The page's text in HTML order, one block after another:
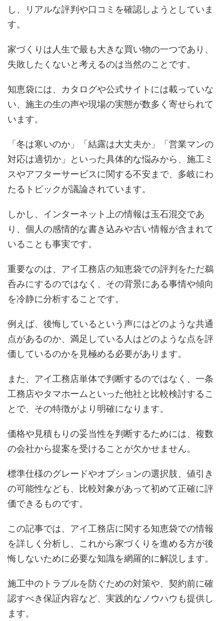
し、リアルな評判や口コミを確認しようとしていま
す。
家づくりは人生で最も大きな買い物の一つであり、
失敗したくないと考えるのは当然のことです。
知恵袋には、カタログや公式サイトには載っていな
い、施主の生の声や現場の実態が数多く寄せられて
います。
「冬は寒いのか」「結露は大丈夫か」「営業マンの
対応は適切か」といった具体的な悩みから、施工ミ
スやアフターサービスに関する不安まで、多岐にわ
たるトピックが議論されています。
しかし、インターネット上の情報は玉石混交であ
り、個人の感情的な書き込みや古い情報が含まれて
いることも事実です。
重要なのは、アイ工務店の知恵袋での評判をただ鵜
呑みにするのではなく、その背景にある事情や傾向
を冷静に分析することです。
例えば、後悔しているという声にはどのような共通
点があるのか、満足している人はどのような点を評
価しているのかを見極める必要があります。
また、アイ工務店単体で判断するのではなく、一条
工務店やタマホームといった他社と比較検討するこ
とで、その特徴がより明確になります。
価格や見積もりの妥当性を判断するためには、複数
の会社から提案を受けることが欠かせません。
標準仕様のグレードやオプションの選択肢、値引き
の可能性なども、比較対象があって初めて正確に評
価できるものです。
この記事では、アイ工務店に関する知恵袋での情報
を詳しく分析し、これから家づくりを進める方が後
悔しないために必要な知識を網羅的に解説します。
施工中のトラブルを防ぐための対策や、契約前に確
認すべき保証内容など、実践的なノウハウも提供し
ます。